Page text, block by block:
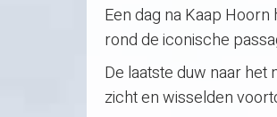
Een dag na Kaap
rond de iconische
De laatste duw naar
zicht en wisselden